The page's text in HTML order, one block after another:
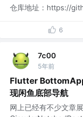
仓库地址：https://
6
7c00
5年前
Flutter
现闲鱼底部导航
网上已经有不少文章